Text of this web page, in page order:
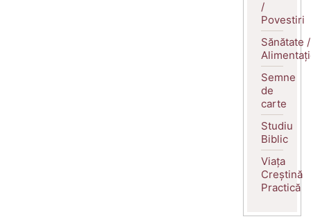
/
Povestiri
Sănătate /
Semne
de
carte
Studiu
Biblic
Viața
Creștină
Practică